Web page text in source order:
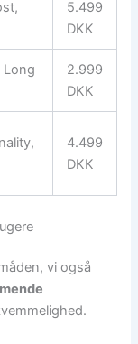
5.499
DKK
Long
2.999
DKK
4.499
DKK
vi også